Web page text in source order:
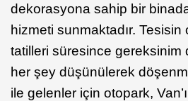
dekorasyona sahip bir
hizmeti sunmaktadır. Tesisin
tatilleri süresince gereksinim
her şey düşünülerek
ile gelenler için otopark,